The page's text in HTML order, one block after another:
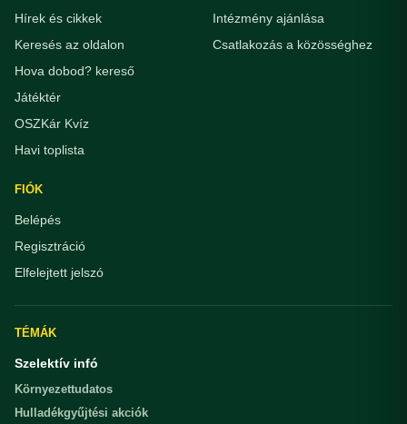
Hírek és cikkek
Keresés az oldalon
Hova dobod? kereső
Játéktér
OSZKár Kvíz
Havi toplista
Intézmény ajánlása
Csatlakozás a közösséghez
FIÓK
Belépés
Regisztráció
Elfelejtett jelszó
TÉMÁK
Szelektív infó
Környezettudatos
Hulladékgyűjtési akciók